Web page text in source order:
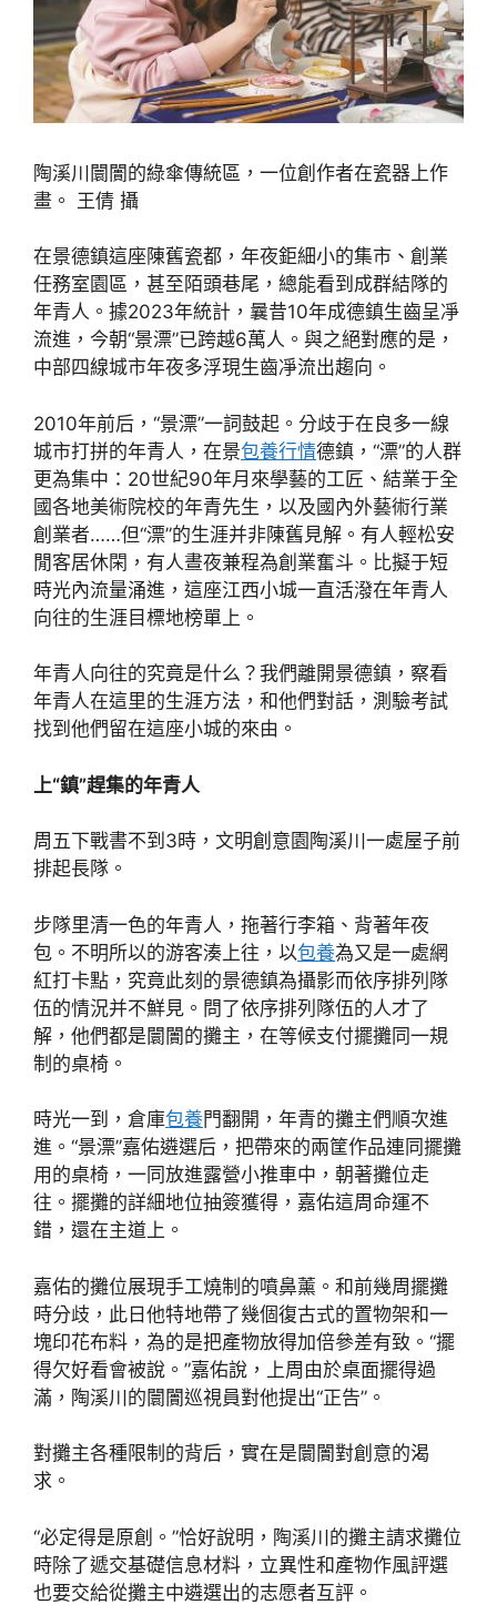
陶溪川闤闠的綠傘傳統區，一位創作者在瓷器上作
畫。 王倩 攝
在景德鎮這座陳舊瓷都，年夜鉅細小的集市、創業
任務室園區，甚至陌頭巷尾，總能看到成群結隊的
年青人。據2023年統計，曩昔10年成德鎮生齒呈凈
流進，今朝“景漂”已跨越6萬人。與之絕對應的是，
中部四線城市年夜多浮現生齒凈流出趨向。
2010年前后，“景漂”一詞鼓起。分歧于在良多一線
城市打拼的年青人，在景包養行情德鎮，“漂”的人群
更為集中：20世紀90年月來學藝的工匠、結業于全
國各地美術院校的年青先生，以及國內外藝術行業
創業者……但“漂”的生涯并非陳舊見解。有人輕松安
閒客居休閑，有人晝夜兼程為創業奮斗。比擬于短
時光內流量涌進，這座江西小城一直活潑在年青人
向往的生涯目標地榜單上。
年青人向往的究竟是什么？我們離開景德鎮，察看
年青人在這里的生涯方法，和他們對話，測驗考試
找到他們留在這座小城的來由。
上“鎮”趕集的年青人
周五下戰書不到3時，文明創意園陶溪川一處屋子前
排起長隊。
步隊里清一色的年青人，拖著行李箱、背著年夜
包。不明所以的游客湊上往，以包養為又是一處網
紅打卡點，究竟此刻的景德鎮為攝影而依序排列隊
伍的情況并不鮮見。問了依序排列隊伍的人才了
解，他們都是闤闠的攤主，在等候支付擺攤同一規
制的桌椅。
時光一到，倉庫包養門翻開，年青的攤主們順次進
進。“景漂”嘉佑遴選后，把帶來的兩筐作品連同擺攤
用的桌椅，一同放進露營小推車中，朝著攤位走
往。擺攤的詳細地位抽簽獲得，嘉佑這周命運不
錯，還在主道上。
嘉佑的攤位展現手工燒制的噴鼻薰。和前幾周擺攤
時分歧，此日他特地帶了幾個復古式的置物架和一
塊印花布料，為的是把產物放得加倍參差有致。“擺
得欠好看會被說。”嘉佑說，上周由於桌面擺得過
滿，陶溪川的闤闠巡視員對他提出“正告”。
對攤主各種限制的背后，實在是闤闠對創意的渴
求。
“必定得是原創。”恰好說明，陶溪川的攤主請求攤位
時除了遞交基礎信息材料，立異性和產物作風評選
也要交給從攤主中遴選出的志愿者互評。